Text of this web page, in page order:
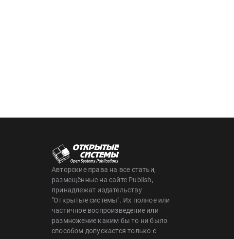
Авторские права на все статьи,
размещённые на сайте Publish,
принадлежат издательству
"Открытые системы". Их полное или
частичное воспроизведение или
размножение каким бы то ни было
способом допускается только с